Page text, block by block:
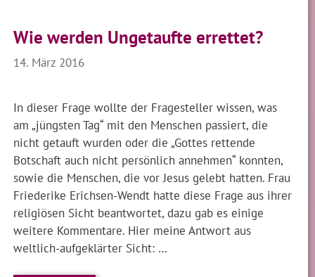
Wie werden Ungetaufte errettet?
14. März 2016
In dieser Frage wollte der Fragesteller wissen, was
am „jüngsten Tag“ mit den Menschen passiert, die
nicht getauft wurden oder die „Gottes rettende
Botschaft auch nicht persönlich annehmen“ konnten,
sowie die Menschen, die vor Jesus gelebt hatten. Frau
Friederike Erichsen-Wendt hatte diese Frage aus ihrer
religiösen Sicht beantwortet, dazu gab es einige
weitere Kommentare. Hier meine Antwort aus
weltlich-aufgeklärter Sicht: …